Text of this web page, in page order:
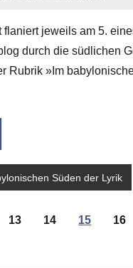
flaniert jeweils am 5.
durch die südlichen
Rubrik »Im
Süden der Lyrik
13 14 15 16